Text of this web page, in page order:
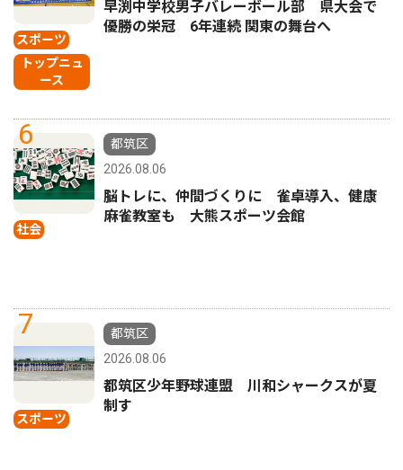
スポーツ
トップニュ
ース
早渕中学校男子バレーボール部 県大会で
優勝の栄冠 6年連続 関東の舞台へ
6
社会
都筑区
2026.08.06
脳トレに、仲間づくりに 雀卓導入、健康
麻雀教室も 大熊スポーツ会館
7
スポーツ
都筑区
2026.08.06
都筑区少年野球連盟 川和シャークスが夏
制す